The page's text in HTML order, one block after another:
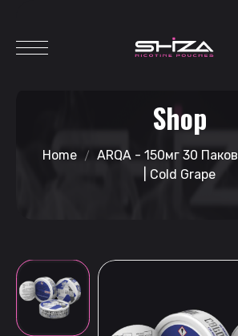
Shop
Home ARQA - 150мг 30 Паков
| Cold Grape